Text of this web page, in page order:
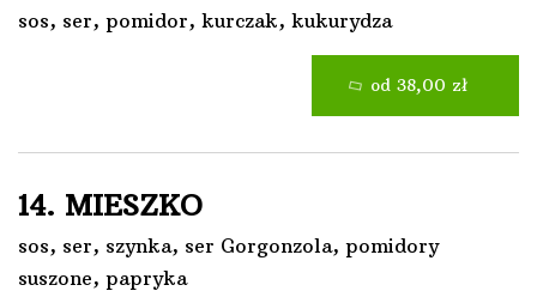
sos, ser, pomidor, kurczak, kukurydza
14. MIESZKO
sos, ser, szynka, ser Gorgonzola, pomidory
suszone, papryka